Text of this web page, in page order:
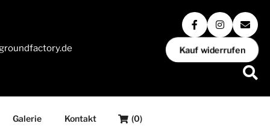
Kauf widerrufen
Galerie Kontakt (0)